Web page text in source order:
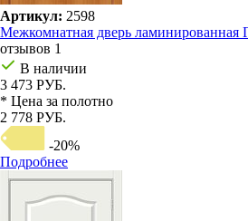
Артикул: 2598
Межкомнатная дверь ламинированная
отзывов 1
В наличии
3 473 РУБ.
* Цена за полотно
2 778 РУБ.
-20%
Подробнее